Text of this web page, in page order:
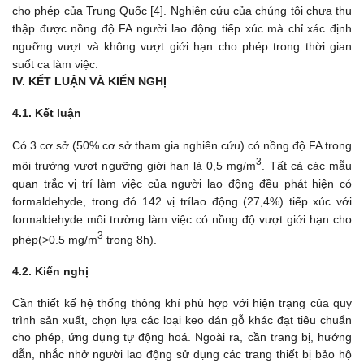
cho phép của Trung Quốc [4]. Nghiên cứu của chúng tôi chưa thu
thập được nồng độ FA người lao động tiếp xúc mà chỉ xác định
ngưỡng vượt và không vượt giới hạn cho phép trong thời gian
suốt ca làm việc.
IV. KẾT LUẬN VÀ KIẾN NGHỊ
4.1. Kết luận
Có 3 cơ sở (50% cơ sở tham gia nghiên cứu) có nồng độ FA trong
môi trường vượt ngưỡng giới hạn là 0,5 mg/m3
. Tất cả các mẫu
quan trắc vị trí làm việc của người lao động đều phát hiện có
formaldehyde, trong đó 142 vị trílao động (27,4%) tiếp xúc với
formaldehyde môi trường làm việc có nồng độ vượt giới hạn cho
phép(>0.5 mg/m3 trong 8h).
4.2. Kiến nghị
Cần thiết kế hệ thống thông khí phù hợp với hiện trạng của quy
trình sản xuất, chọn lựa các loại keo dán gỗ khác đạt tiêu chuẩn
cho phép, ứng dụng tự động hoá. Ngoài ra, cần trang bị, hướng
dẫn, nhắc nhở người lao động sử dụng các trang thiết bị bảo hộ